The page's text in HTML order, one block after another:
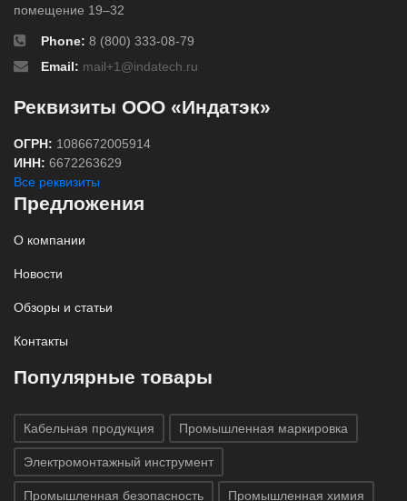
помещение 19–32
Phone: 8 (800) 333-08-79
Email: mail+1@indatech.ru
Реквизиты ООО «Индатэк»
ОГРН: 1086672005914
ИНН: 6672263629
Все реквизиты
Предложения
О компании
Новости
Обзоры и статьи
Контакты
Популярные товары
Кабельная продукция Промышленная маркировка
Электромонтажный инструмент
Промышленная безопасность Промышленная химия